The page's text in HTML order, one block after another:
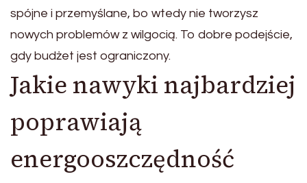
spójne i przemyślane, bo wtedy nie tworzysz
nowych problemów z wilgocią. To dobre podejście,
gdy budżet jest ograniczony.
Jakie nawyki najbardziej
poprawiają
energooszczędność